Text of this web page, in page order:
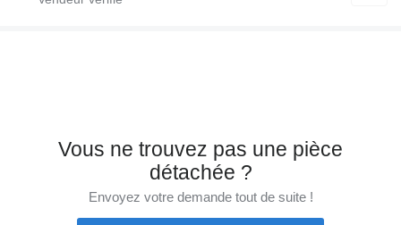
Vous ne trouvez pas une pièce
détachée ?
Envoyez votre demande tout de suite !